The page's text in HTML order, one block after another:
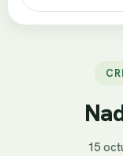
15